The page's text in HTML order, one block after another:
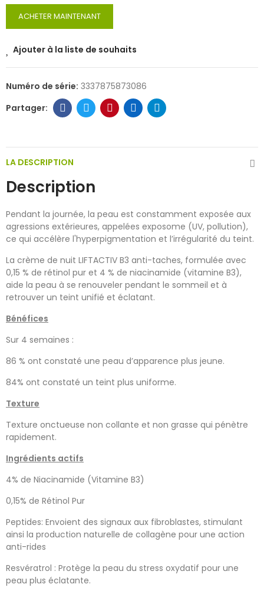
ACHETER MAINTENANT
Ajouter à la liste de souhaits
Numéro de série: 3337875873086
LA DESCRIPTION
Description
Pendant la journée, la peau est constamment exposée aux
agressions extérieures, appelées exposome (UV, pollution),
ce qui accélère l'hyperpigmentation et l’irrégularité du teint.
La crème de nuit LIFTACTIV B3 anti-taches, formulée avec
0,15 % de rétinol pur et 4 % de niacinamide (vitamine B3),
aide la peau à se renouveler pendant le sommeil et à
retrouver un teint unifié et éclatant.
Bénéfices
Sur 4 semaines :
86 % ont constaté une peau d’apparence plus jeune.
84% ont constaté un teint plus uniforme.
Texture
Texture onctueuse non collante et non grasse qui pénètre
rapidement.
Ingrédients actifs
4% de Niacinamide (Vitamine B3)
0,15% de Rétinol Pur
Peptides: Envoient des signaux aux fibroblastes, stimulant
ainsi la production naturelle de collagène pour une action
anti-rides
Resvératrol : Protège la peau du stress oxydatif pour une
peau plus éclatante.